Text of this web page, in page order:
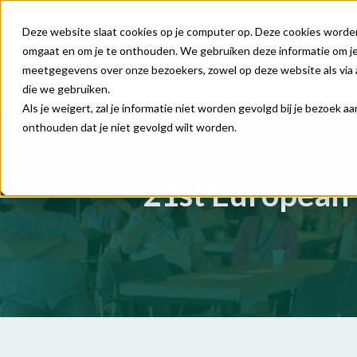
Deze website slaat cookies op je computer op. Deze cookies
omgaat en om je te onthouden. We gebruiken deze informatie
meetgegevens over onze bezoekers, zowel op deze website als
die we gebruiken.
Als je weigert, zal je informatie niet worden gevolgd bij je bezoek
onthouden dat je niet gevolgd wilt worden.
21st European